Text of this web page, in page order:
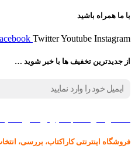
با ما همراه باشید
TwitterYoutube Instagram
از جدیدترین تخفیف ها با خبر شوید …
فروشگاه اینترنتی کاراکتاب، بررسی،